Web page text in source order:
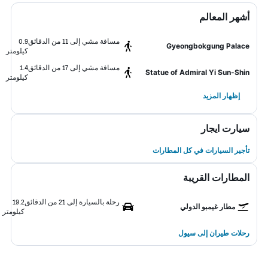
أشهر المعالم
Gyeongbokgung Palace
مسافة مشي إلى 11 من الدقائق
0.9
كيلومتر
Statue of Admiral Yi Sun-Shin
مسافة مشي إلى 17 من الدقائق
1.4
كيلومتر
إظهار المزيد
سيارت ايجار
تأجير السيارات في كل المطارات
المطارات القريبة
مطار غيمبو الدولي
رحلة بالسيارة إلى 21 من الدقائق
19.2
كيلومتر
رحلات طيران إلى سيول